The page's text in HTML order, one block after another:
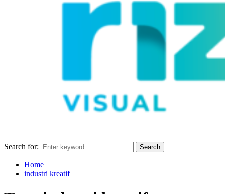
Search for: Search
Home
industri kreatif